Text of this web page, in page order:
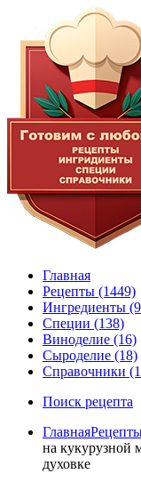
Главная
Рецепты (1449)
Ингредиенты
Специи (138)
Виноделие (16)
Сыроделие (18)
Справочники
Поиск рецепта
Главная
на кукурузной
духовке